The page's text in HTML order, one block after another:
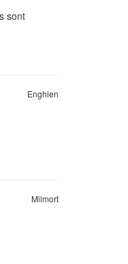
sont
Enghien
Milmort